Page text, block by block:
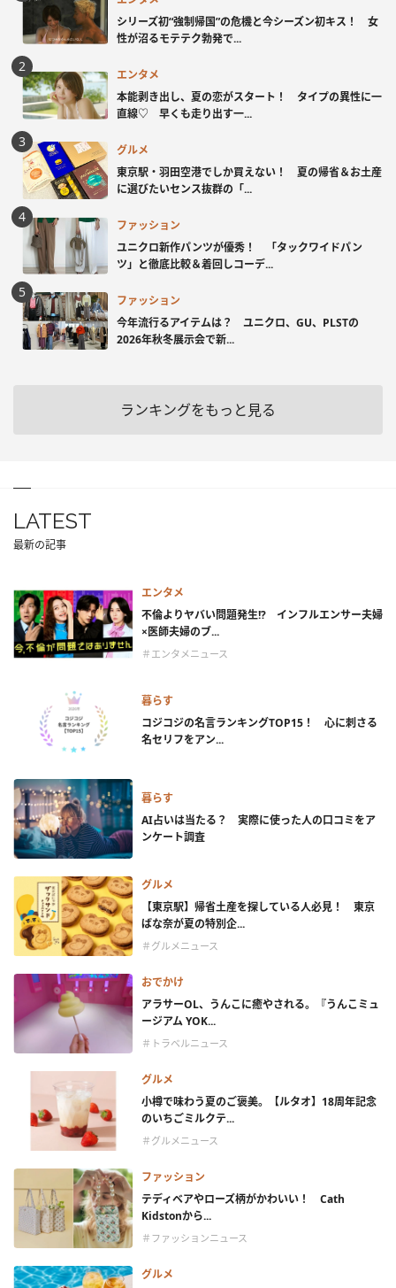
シリーズ初“強制帰国”の危機と今シーズン初キス！ 女
性が沼るモテテク勃発で...
エンタメ
本能剥き出し、夏の恋がスタート！ タイプの異性に一
直線♡ 早くも走り出す一...
グルメ
東京駅・羽田空港でしか買えない！ 夏の帰省＆お土産
に選びたいセンス抜群の「...
ファッション
ユニクロ新作パンツが優秀！ 「タックワイドパン
ツ」と徹底比較＆着回しコーデ...
ファッション
今年流行るアイテムは？ ユニクロ、GU、PLSTの
2026年秋冬展示会で新...
ランキングをもっと見る
LATEST
最新の記事
エンタメ
不倫よりヤバい問題発生!? インフルエンサー夫婦
×医師夫婦のブ...
＃エンタメニュース
暮らす
コジコジの名言ランキングTOP15！ 心に刺さる
名セリフをアン...
暮らす
AI占いは当たる？ 実際に使った人の口コミをア
ンケート調査
グルメ
【東京駅】帰省土産を探している人必見！ 東京
ばな奈が夏の特別企...
＃グルメニュース
おでかけ
アラサーOL、うんこに癒やされる。『うんこミュ
ージアム YOK...
＃トラベルニュース
グルメ
小樽で味わう夏のご褒美。【ルタオ】18周年記念
のいちごミルクテ...
＃グルメニュース
ファッション
テディベアやローズ柄がかわいい！ Cath
Kidstonから...
＃ファッションニュース
グルメ